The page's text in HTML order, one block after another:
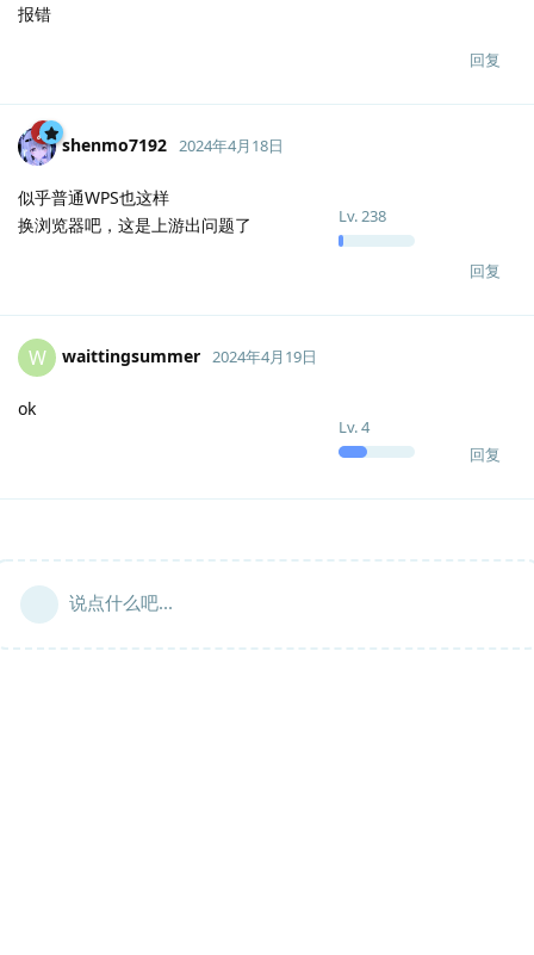
报错
回复
shenmo7192
Lv.238
2024年4月18日
似乎普通WPS也这样
换浏览器吧，这是上游出问题了
回复
W waittingsummer
Lv.4
2024年4月19日
ok
回复
说点什么吧...